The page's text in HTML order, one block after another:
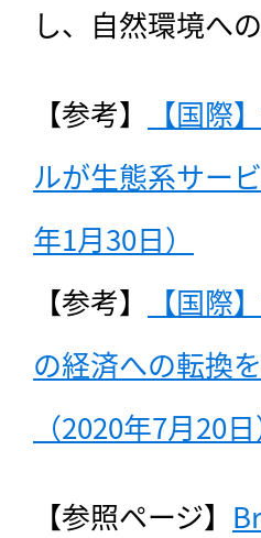
し、自然環境へ
【参考】
【国際
ルが生態系サー
年1月30日）
【参考】
【国際
の経済への転換
（2020年7月20日
【参照ページ】